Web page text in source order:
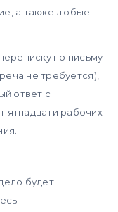
а также любые
по письму
не требуется),
ответ с
рабочих
будет